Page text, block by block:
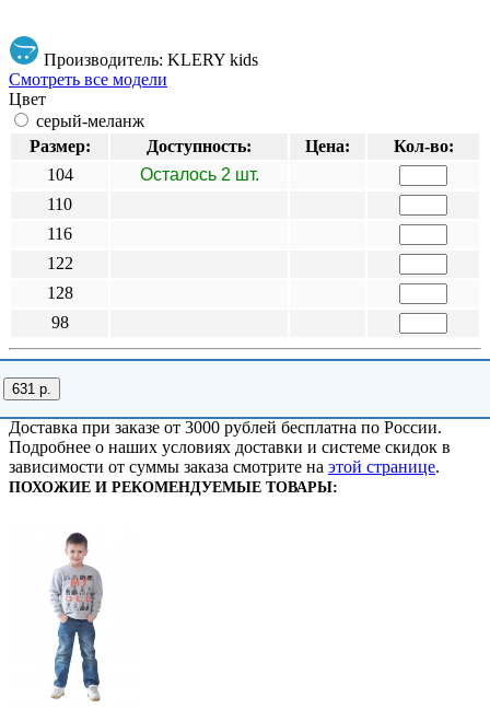
Производитель: KLERY kids
Смотреть все модели
Цвет
серый-меланж
Размер:
Доступность: Цена:
Кол-во:
104
Осталось 2 шт.
110
116
122
128
98
631 р.
Доставка при заказе от 3000 рублей бесплатна по России.
Подробнее о наших условиях доставки и системе скидок в
зависимости от суммы заказа смотрите на этой странице.
ПОХОЖИЕ И РЕКОМЕНДУЕМЫЕ ТОВАРЫ: